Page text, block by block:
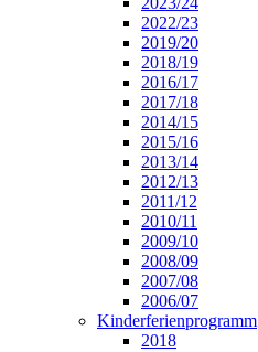
2022/23
2019/20
2018/19
2016/17
2017/18
2014/15
2015/16
2013/14
2012/13
2011/12
2010/11
2009/10
2008/09
2007/08
2006/07
Kinderferienprogramm
2018